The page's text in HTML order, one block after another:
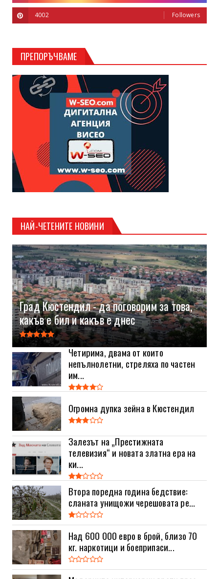
4002 Followers
ПРЕПОРЪЧВАМЕ
НАЙ-ЧЕТЕНИТЕ НОВИНИ
Град Кюстендил - да поговорим за това,
какъв е бил и какъв е днес
Четирима, двама от които
непълнолетни, стреляха по частен
им...
Огромна дупка зейна в Кюстендил
Залезът на „Престижната
телевизия“ и новата златна ера на
ки...
Втора поредна година бедствие:
сланата унищожи черешовата ре...
Над 600 000 евро в брой, близо 70
кг. наркотици и боеприпаси...